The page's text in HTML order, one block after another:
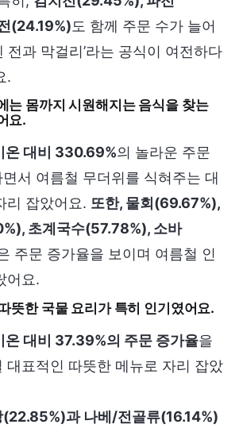
(24.19%)도 함께 주문 수가 늘어
전과 막걸리’라는 공식이 여전하다
.
는 몸까지 시원해지는 음식을 찾는
요.
온 대비 330.69%의 놀라운 주문
서 여름철 무더위를 식혀주는 대
리 잡았어요. 또한, 물회(69.67%),
초계국수(57.78%), 소바
주문 증가율을 보이며 여름철 인
어요.
뜻한 국물 요리가 특히 인기였어요.
온 대비 37.39%의 주문 증가율을
대표적인 따뜻한 메뉴로 자리 잡았
(22.85%)과 나베/전골류(16.14%)